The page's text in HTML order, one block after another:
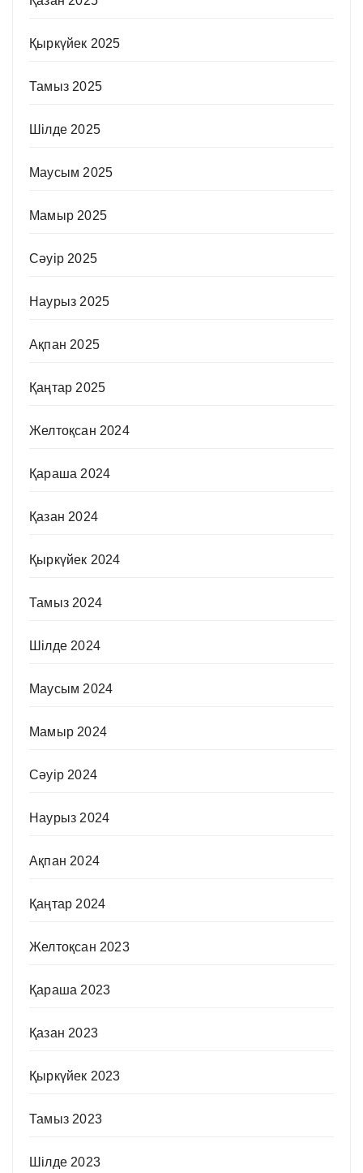
Қыркүйек 2025
Тамыз 2025
Шілде 2025
Маусым 2025
Мамыр 2025
Сәуір 2025
Наурыз 2025
Ақпан 2025
Қаңтар 2025
Желтоқсан 2024
Қараша 2024
Қазан 2024
Қыркүйек 2024
Тамыз 2024
Шілде 2024
Маусым 2024
Мамыр 2024
Сәуір 2024
Наурыз 2024
Ақпан 2024
Қаңтар 2024
Желтоқсан 2023
Қараша 2023
Қазан 2023
Қыркүйек 2023
Тамыз 2023
Шілде 2023